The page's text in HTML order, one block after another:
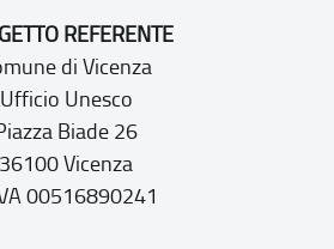
REFERENTE
di Vicenza
Ufficio Unesco
Biade 26
36100 Vicenza
00516890241